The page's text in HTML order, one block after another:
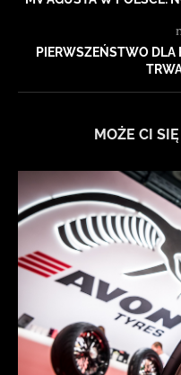
PIERWSZEŃSTWO DLA
MOŻE CI